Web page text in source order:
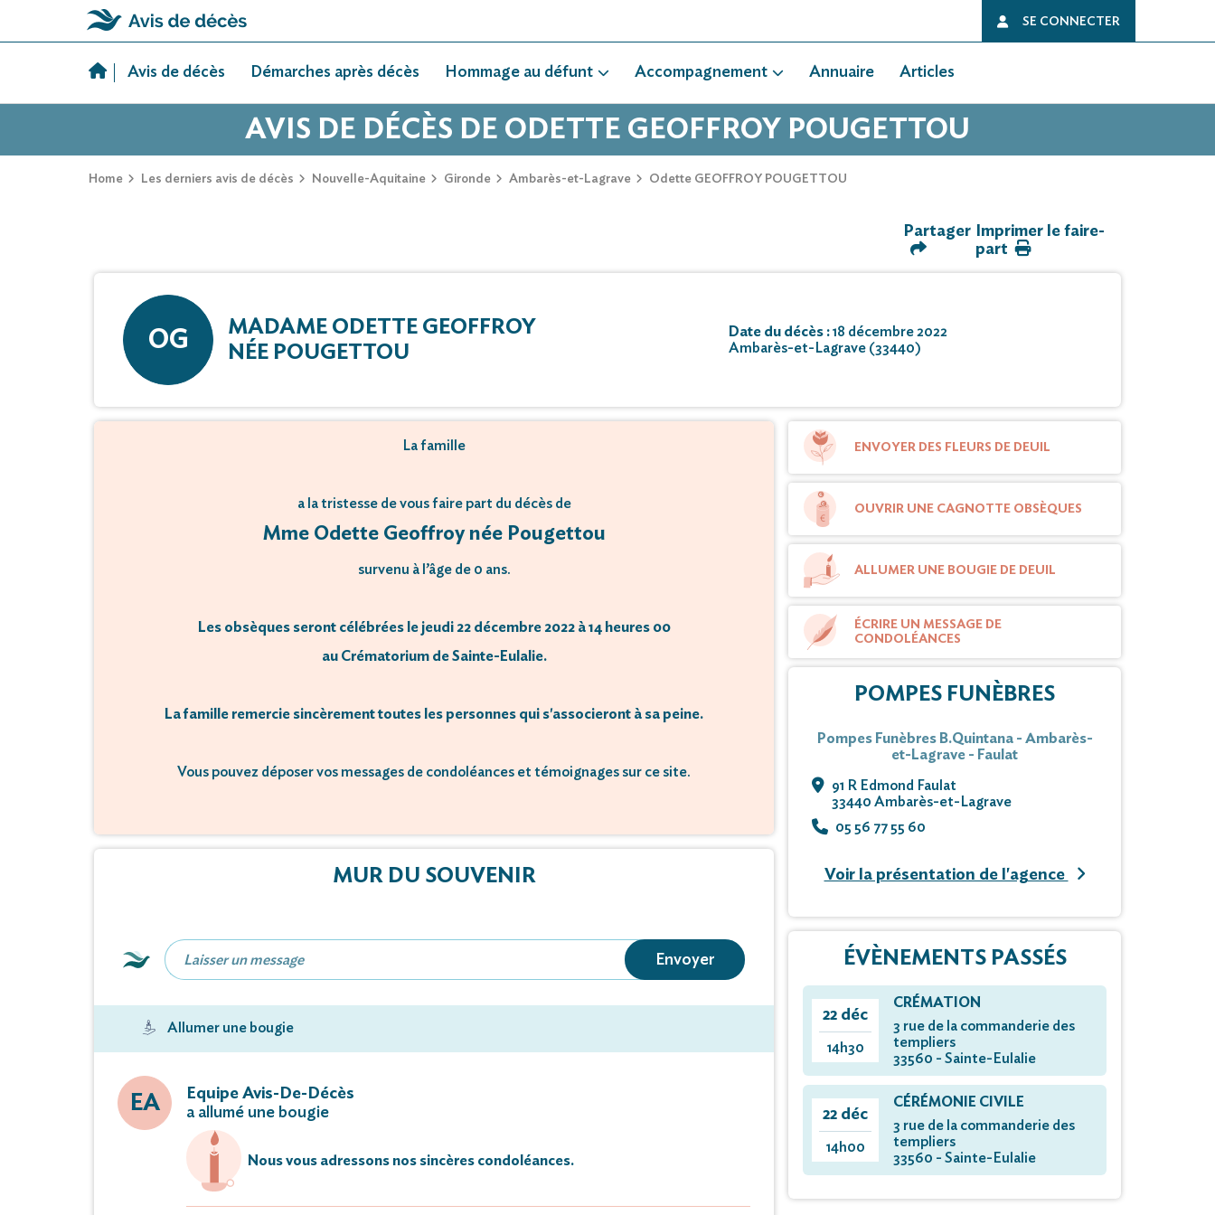
SE CONNECTER
Avis de décès Démarches après décès Hommage au défunt Accompagnement Annuaire Articles
AVIS DE DÉCÈS DE ODETTE GEOFFROY POUGETTOU
Home Les derniers avis de décès Nouvelle-Aquitaine Gironde Ambarès-et-Lagrave Odette GEOFFROY POUGETTOU
Partager
Imprimer le faire-
part
OG
MADAME ODETTE GEOFFROY
NÉE POUGETTOU
Date du décès :18 décembre 2022
Ambarès-et-Lagrave (33440)
La famille
a la tristesse de vous faire part du décès de
Mme Odette Geoffroy née Pougettou
survenu à l’âge de 0 ans.
Les obsèques seront célébrées le jeudi 22 décembre 2022 à 14 heures 00
au Crématorium de Sainte-Eulalie.
La famille remercie sincèrement toutes les personnes qui s'associeront à sa peine.
Vous pouvez déposer vos messages de condoléances et témoignages sur ce site.
MUR DU SOUVENIR
Envoyer
Allumer une bougie
EA
Equipe Avis-De-Décès
a allumé une bougie
Nous vous adressons nos sincères condoléances.
ENVOYER DES FLEURS DE DEUIL
OUVRIR UNE CAGNOTTE OBSÈQUES
ALLUMER UNE BOUGIE DE DEUIL
ÉCRIRE UN MESSAGE DE
CONDOLÉANCES
POMPES FUNÈBRES
Pompes Funèbres B.Quintana - Ambarès-
et-Lagrave - Faulat
91 R Edmond Faulat
33440 Ambarès-et-Lagrave
05 56 77 55 60
Voir la présentation de l'agence
ÉVÈNEMENTS PASSÉS
22 déc
14h30
CRÉMATION
3 rue de la commanderie des
templiers
33560 - Sainte-Eulalie
22 déc
14h00
CÉRÉMONIE CIVILE
3 rue de la commanderie des
templiers
33560 - Sainte-Eulalie